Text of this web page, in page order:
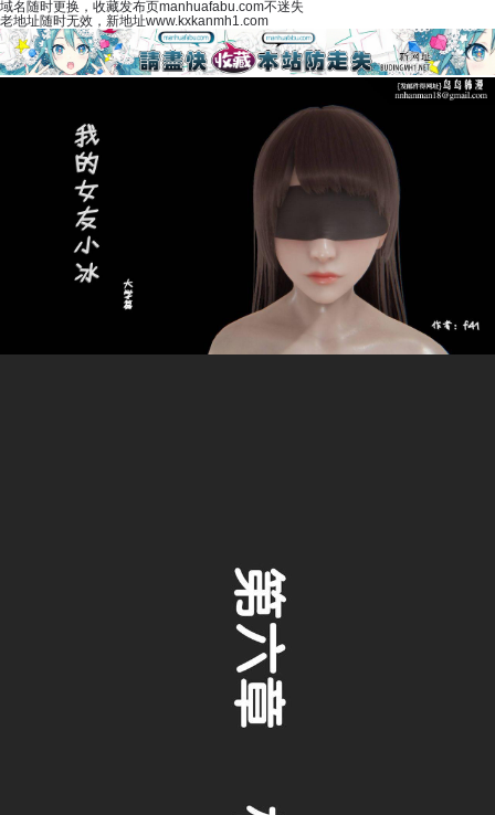
域名随时更换，收藏发布页manhuafabu.com不迷失
老地址随时无效，新地址www.kxkanmh1.com